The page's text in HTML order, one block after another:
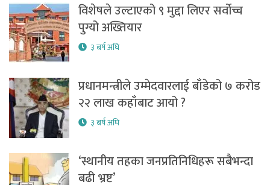
विशेषले उल्टाएको ९ मुद्दा लिएर सर्वोच्च
पुग्यो अख्तियार
३ बर्ष अघि
प्रधानमन्त्रीले उम्मेदवारलाई बाँडेको ७ करोड
२२ लाख कहाँबाट आयो ?
३ बर्ष अघि
‘स्थानीय तहका जनप्रतिनिधिहरू सबैभन्दा
बढी भ्रष्ट’